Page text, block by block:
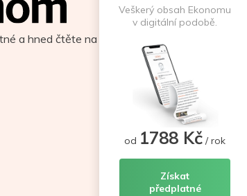
a hned čtěte na
Veškerý obsah Ekonomu
v digitální podobě.
od 1788 Kč / rok
Získat
předplatné